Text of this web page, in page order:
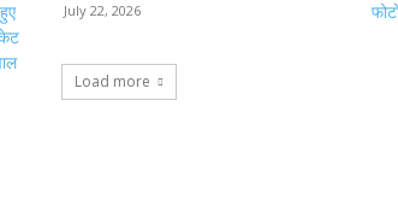
July 22, 2026
Load more